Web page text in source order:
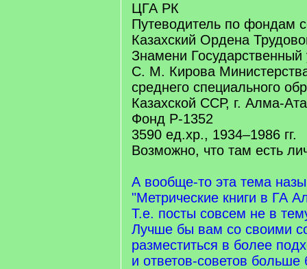
ЦГА РК
Путеводитель по фондам
Казахский Ордена
Знамени Государственный
С. М. Кирова
среднего специального
Казахской ССР, г. Алма-Ата
Фонд Р-1352
3590 ед.хр., 1934–1986 гг.
Возможно, что там есть
А вообще-то эта тема
"Метрические книги в ГА
Т.е. посты совсем не в
Лучше бы вам со своими
разместиться в более
и ответов-советов больше